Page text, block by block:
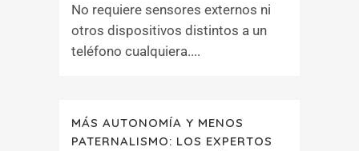
No requiere sensores externos ni
otros dispositivos distintos a un
teléfono cualquiera....
MÁS AUTONOMÍA Y MENOS
PATERNALISMO: LOS EXPERTOS